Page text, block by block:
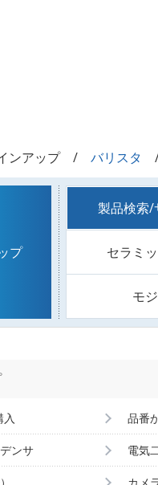
ンアップ バリスタ
プ
製品検索/
セラミ
モ
品番
ンサ 電気